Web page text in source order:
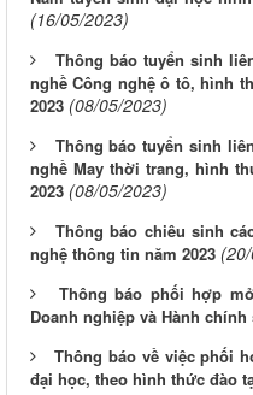
(16/05/2023)
Thông báo tuyển sinh
nghề Công nghệ ô tô, hình
2023 (08/05/2023)
Thông báo tuyển sinh
nghề May thời trang, hình
2023 (08/05/2023)
Thông báo chiêu sinh
nghệ thông tin năm 2023
Thông báo phối hợp
Doanh nghiệp và Hành
Thông báo về việc phối
đại học, theo hình thức đào